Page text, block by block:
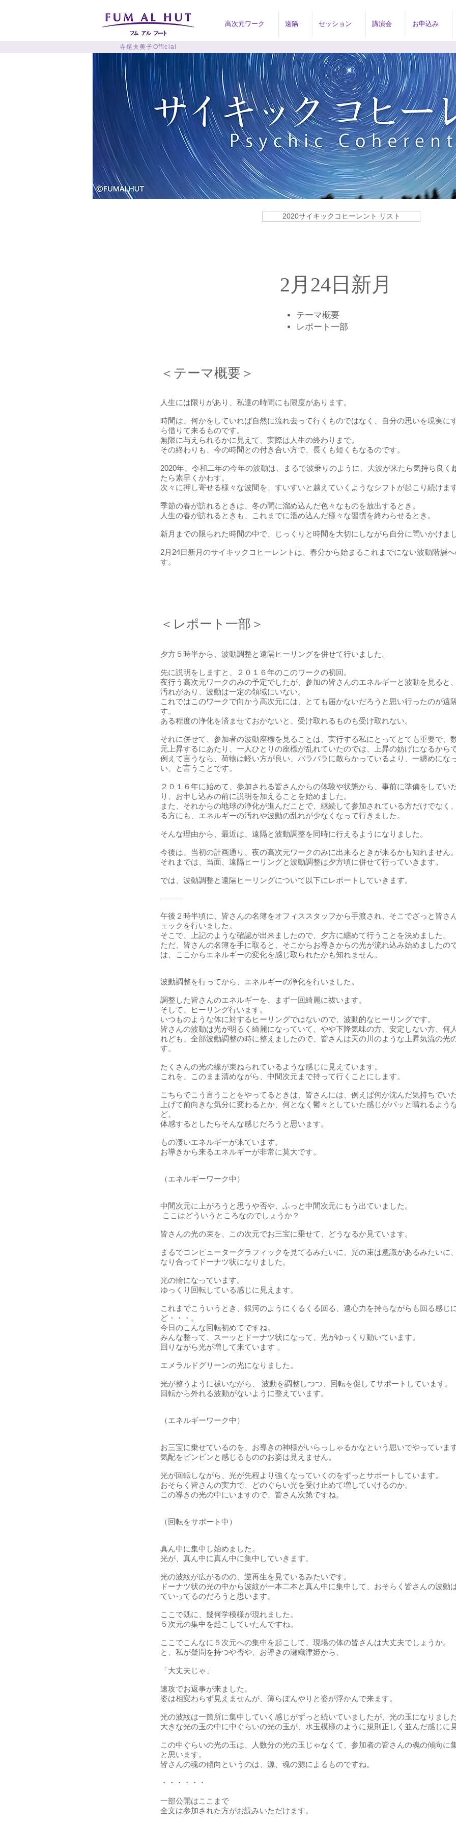
高次元ワーク 遠隔 セッション 講演会 お申込み
寺尾夫美子Official
2020サイキックコヒーレント リスト
2月24日新月
テーマ概要
​レポート一部
​​＜テーマ概要＞
人生には限りがあり、私達の時間にも限度があります。
時間は、何かをしていれば自然に流れ去って行くものではなく、自分の思いを現実に
ら借りて来るものです。
無限に与えられるかに見えて、実際は人生の終わりまで。
その終わりも、今の時間との付き合い方で、長くも短くもなるのです。
2020年、令和二年の今年の波動は、まるで波乗りのように、大波が来たら気持ち良く
たら素早くかわす。
次々に押し寄せる様々な波間を、すいすいと越えていくようなシフトが起こり続けます
季節の春が訪れるときは、冬の間に溜め込んだ色々なものを放出するとき。
人生の春が訪れるときも、これまでに溜め込んだ様々な習慣を終わらせるとき。
新月までの限られた時間の中で、じっくりと時間を大切にしながら自分に問いかけまし
2月24日新月のサイキックコヒーレントは、春分から始まるこれまでにない波動階層
す。
​​＜レポート一部＞
夕方５時半から、波動調整と遠隔ヒーリングを併せて行いました。
先に説明をしますと、２０１６年のこのワークの初回。
夜行う高次元ワークのみの予定でしたが、参加の皆さんのエネルギーと波動を見ると
汚れがあり、波動は一定の領域にいない。
これではこのワークで向かう高次元には、とても届かないだろうと思い行ったのが遠
す。
ある程度の浄化を済ませておかないと、受け取れるものも受け取れない。
それに併せて、参加者の波動座標を見ることは、実行する私にとってとても重要で、
元上昇するにあたり、一人ひとりの座標が乱れていたのでは、上昇の妨げになるからで
例えて言うなら、荷物は軽い方が良い、バラバラに散らかっているより、一纏めにな
い、と言うことです。
２０１６年に始めて、参加される皆さんからの体験や状態から、事前に準備をしてい
り、お申し込みの前に説明を加えることを始めました。
また、それからの地球の浄化が進んだことで、継続して参加されている方だけでなく
る方にも、エネルギーの汚れや波動の乱れが少なくなって行きました。
そんな理由から、最近は、遠隔と波動調整を同時に行えるようになりました。
今後は、当初の計画通り、夜の高次元ワークのみに出来るときが来るかも知れません。
それまでは、当面、遠隔ヒーリングと波動調整は夕方頃に併せて行っていきます。
では、波動調整と遠隔ヒーリングについて以下にレポートしていきます。
―――
午後２時半頃に、皆さんの名簿をオフィススタッフから手渡され、そこでざっと皆さ
ェックを行いました。
そこで、上記のような確認が出来ましたので、夕方に纏めて行うことを決めました。
ただ、皆さんの名簿を手に取ると、そこからお導きからの光が流れ込み始めましたの
は、ここからエネルギーの変化を感じ取られたかも知れません。
波動調整を行ってから、エネルギーの浄化を行いました。
調整した皆さんのエネルギーを、まず一回綺麗に祓います。
そして、ヒーリング行います。
いつものような体に対するヒーリングではないので、波動的なヒーリングです。
皆さんの波動は光が明るく綺麗になっていて、やや下降気味の方、安定しない方、何
れども、全部波動調整の時に整えましたので、皆さんは天の川のような上昇気流の光
す。
たくさんの光の線が束ねられているような感じに見えています。
これを、このまま清めながら、中間次元まで持って行くことにします。
こちらでこう言うことをやってるときは、皆さんには、例えば何か沈んだ気持ちでい
上げて前向きな気分に変わるとか、何となく鬱々としていた感じがパッと晴れるよう
ど。
体感するとしたらそんな感じだろうと思います。
もの凄いエネルギーが来ています。
お導きから来るエネルギーが非常に莫大です。
（エネルギーワーク中）
中間次元に上がろうと思うや否や、ふっと中間次元にもう出ていました。
ここはどういうところなのでしょうか？
皆さんの光の束を、この次元でお三宝に乗せて、どうなるか見ています。
まるでコンピューターグラフィックを見てるみたいに、光の束は意識があるみたいに
なり合ってドーナツ状になりました。
光の輪になっています。
ゆっくり回転している感じに見えます。
これまでこういうとき、銀河のようにくるくる回る、遠心力を持ちながらも回る感じ
ど・・・。
今日のこんな回転初めてですね。
みんな整って、スーッとドーナツ状になって、光がゆっくり動いています。
回りながら光が増して来ています 。
エメラルドグリーンの光になりました。
光が整うように祓いながら、 波動を調整しつつ、回転を促してサポートしています。
回転から外れる波動がないように整えています。
（エネルギーワーク中）
お三宝に乗せているのを、お導きの神様がいらっしゃるかなという思いでやっていま
気配をビンビンと感じるもののお姿は見えません。
光が回転しながら、光が先程より強くなっていくのをずっとサポートしています。
おそらく皆さんの実力で、どのぐらい光を受け止めて増していけるのか。
この導きの光の中にいますので、皆さん次第ですね。
（回転をサポート中）
真ん中に集中し始めました。
光が、真ん中に真ん中に集中していきます。
光の波紋が広がるのの、逆再生を見ているみたいです。
ドーナツ状の光の中から波紋が一本二本と真ん中に集中して、おそらく皆さんの波動
ていってるのだろうと思います。
ここで既に、幾何学模様が現れました。
５次元の集中を起こしていたんですね。
ここでこんなに５次元への集中を起こして、現場の体の皆さんは大丈夫でしょうか。
と、私が疑問を持つや否や、お導きの瀬織津姫から、
「大丈夫じゃ」
速攻でお返事が来ました。
姿は相変わらず見えませんが、薄らぼんやりと姿が浮かんで来ます。
光の波紋は一箇所に集中していく感じがずっと続いていましたが、光の玉になりました
大きな光の玉の中に中ぐらいの光の玉が、水玉模様のように規則正しく並んだ感じに
この中ぐらいの光の玉は、人数分の光の玉じゃなくて、参加者の皆さんの魂の傾向に
と思います。
皆さんの魂の傾向というのは、源、魂の源によるものですね。
・・・・・・
一部公開はここまで
​全文は参加された方がお読みいただけます。